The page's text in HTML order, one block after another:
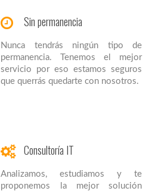
Sin permanencia
Nunca tendrás ningún tipo de
permanencia. Tenemos el mejor
servicio por eso estamos seguros
que querrás quedarte con nosotros.
Consultoría IT
Analizamos, estudiamos y te
proponemos la mejor solución